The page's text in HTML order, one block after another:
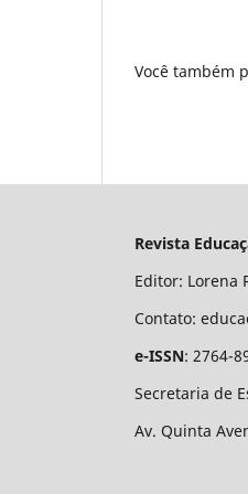
Você também
Revista
Editor: Lorena
Contato:
e-ISSN: 2764-
Secretaria de
Av. Quinta